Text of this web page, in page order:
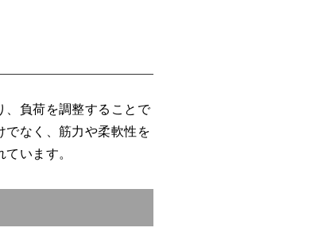
、負荷を調整することで
でなく、筋力や柔軟性を
います。